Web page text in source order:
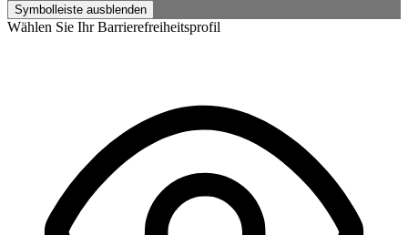
Symbolleiste ausblenden
Wählen Sie Ihr Barrierefreiheitsprofil